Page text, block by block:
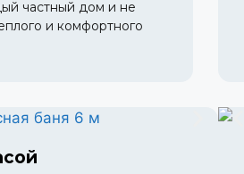
частный дом и не
и комфортного